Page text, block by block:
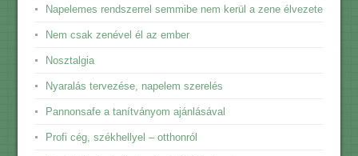
Napelemes rendszerrel semmibe nem kerül a zene élvezete
Nem csak zenével él az ember
Nosztalgia
Nyaralás tervezése, napelem szerelés
Pannonsafe a tanítványom ajánlásával
Profi cég, székhellyel – otthonról